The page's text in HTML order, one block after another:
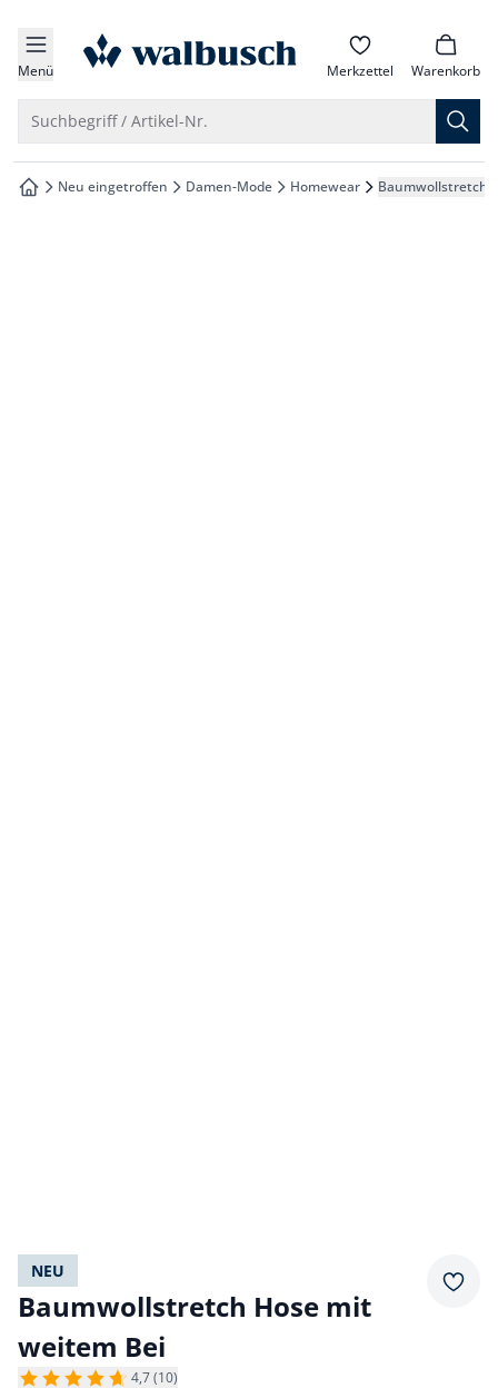
springen
springen
springen
springen
Menü zur Startseite Merkzettel Warenkorb
Suchbegriff / Artikel-Nr.
zur Startseite
Neu eingetroffen Damen-Mode Homewear Baumwollstretch
NEU
Baumwollstretch Hose mit
weitem Bei
4,7 (10)